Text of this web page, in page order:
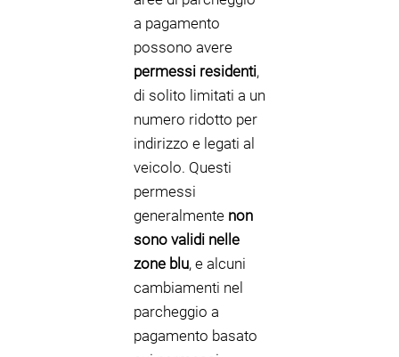
a pagamento
possono avere
permessi residenti,
di solito limitati a un
numero ridotto per
indirizzo e legati al
veicolo. Questi
permessi
generalmente non
sono validi nelle
zone blu, e alcuni
cambiamenti nel
parcheggio a
pagamento basato